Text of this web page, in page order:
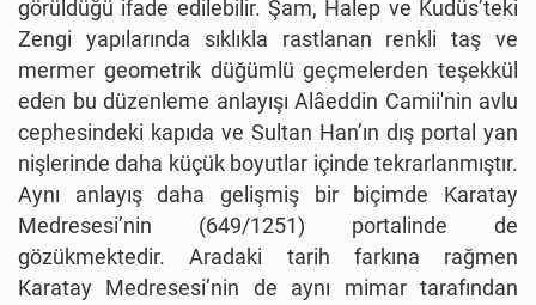
görüldüğü ifade edilebilir. Şam, Halep ve Kudüs’teki
Zengi yapılarında sıklıkla rastlanan renkli taş ve
mermer geometrik düğümlü geçmelerden teşekkül
eden bu düzenleme anlayışı Alâeddin Camii'nin avlu
cephesindeki kapıda ve Sultan Han’ın dış portal yan
nişlerinde daha küçük boyutlar içinde tekrarlanmıştır.
Aynı anlayış daha gelişmiş bir biçimde Karatay
Medresesi’nin (649/1251) portalinde de
gözükmektedir. Aradaki tarih farkına rağmen
Karatay Medresesi’nin de aynı mimar tarafından